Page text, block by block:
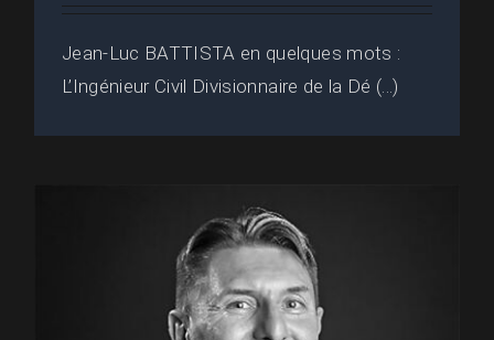
Jean-Luc BATTISTA en quelques mots :
L’Ingénieur Civil Divisionnaire de la Dé (...)